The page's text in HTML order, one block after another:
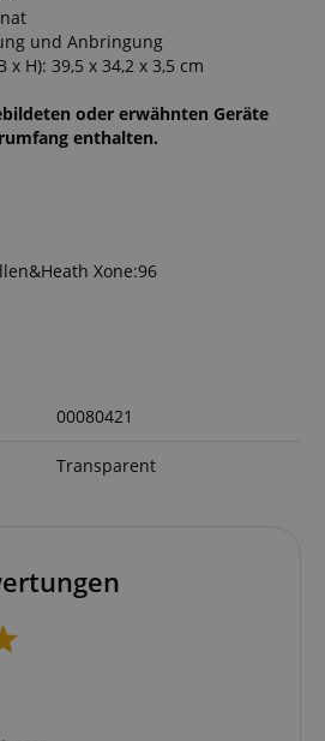
und Anbringung
x H): 39,5 x 34,2 x 3,5 cm
oder erwähnten Geräte
enthalten.
Xone:96
00080421
Transparent